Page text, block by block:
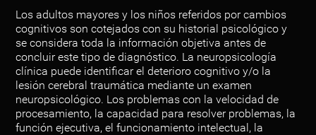
Los adultos mayores y los niños referidos por cambios
cognitivos son cotejados con su historial psicológico y
se considera toda la información objetiva antes de
concluir este tipo de diagnóstico. La neuropsicología
clínica puede identificar el deterioro cognitivo y/o la
lesión cerebral traumática mediante un examen
neuropsicológico. Los problemas con la velocidad de
procesamiento, la capacidad para resolver problemas, la
función ejecutiva, el funcionamiento intelectual, la